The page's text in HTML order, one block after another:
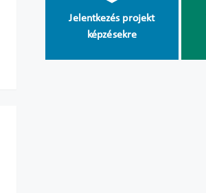
Jelentkezés projekt
képzésekre